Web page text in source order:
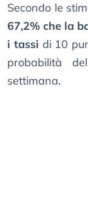
Secondo le
67,2% che la
i tassi di 10
probabilità
settimana.